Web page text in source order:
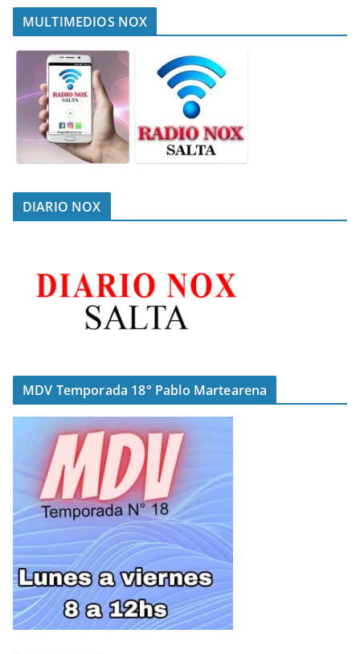
MULTIMEDIOS NOX
DIARIO NOX
MDV Temporada 18° Pablo Martearena